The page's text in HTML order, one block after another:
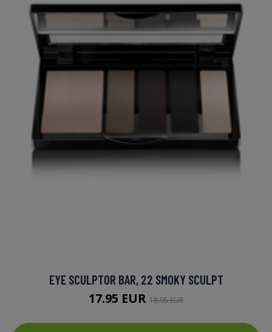
EYE SCULPTOR BAR, 22 SMOKY SCULPT
17.95 EUR 18.95 EUR